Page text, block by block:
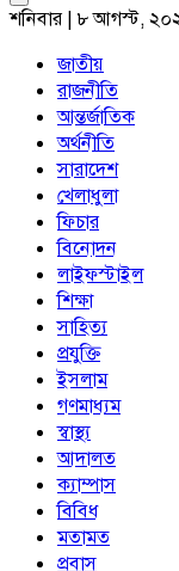
শনিবার | ৮ আগস্ট,
জাতীয়
রাজনীতি
আন্তর্জাতিক
অর্থনীতি
সারাদেশ
খেলাধুলা
ফিচার
বিনোদন
লাইফস্টাইল
শিক্ষা
সাহিত্য
প্রযুক্তি
ইসলাম
গণমাধ্যম
স্বাস্থ্য
আদালত
ক্যাম্পাস
বিবিধ
মতামত
প্রবাস